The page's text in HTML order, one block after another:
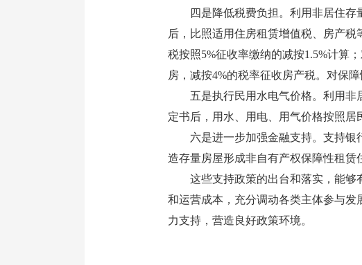
四是降低税费负担。利用非居住存
后，比照适用住房租赁增值税、房产
税按照5%征收率缴纳的减按1.5%计算
房，减按4%的税率征收房产税。对保
五是执行民用水电气价格。利用非
定书后，用水、用电、用气价格按照居
六是进一步加强金融支持。支持银
造存量房屋形成非自有产权保障性租赁
这些支持政策的出台和落实，能够有
和运营成本，充分调动各类主体参与
力支持，营造良好政策环境。